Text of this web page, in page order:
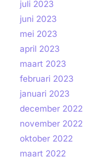
juli 2023
juni 2023
mei 2023
april 2023
maart 2023
februari 2023
januari 2023
december 2022
november 2022
oktober 2022
maart 2022